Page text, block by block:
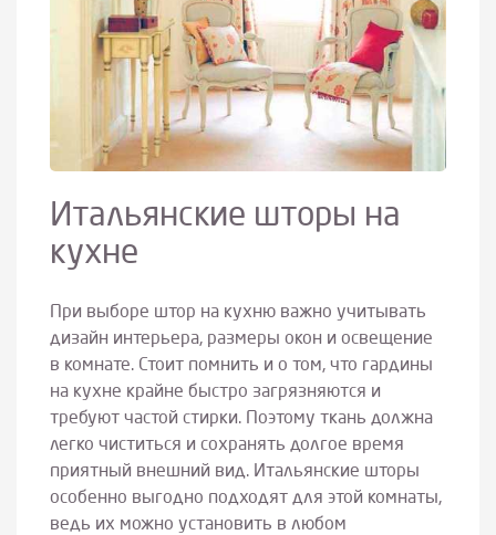
Итальянские шторы на
кухне
При выборе штор на кухню важно учитывать
дизайн интерьера, размеры окон и освещение
в комнате. Стоит помнить и о том, что гардины
на кухне крайне быстро загрязняются и
требуют частой стирки. Поэтому ткань должна
легко чиститься и сохранять долгое время
приятный внешний вид. Итальянские шторы
особенно выгодно подходят для этой комнаты,
ведь их можно установить в любом